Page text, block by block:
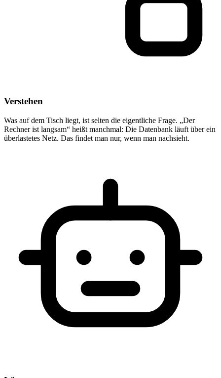
Verstehen
Was auf dem Tisch liegt, ist selten die eigentliche Frage. „Der
Rechner ist langsam“ heißt manchmal: Die Datenbank läuft über ein
überlastetes Netz. Das findet man nur, wenn man nachsieht.